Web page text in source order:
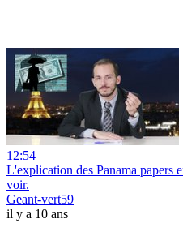
12:54
L'explication des Panama papers
voir.
Geant-vert59
il y a 10 ans